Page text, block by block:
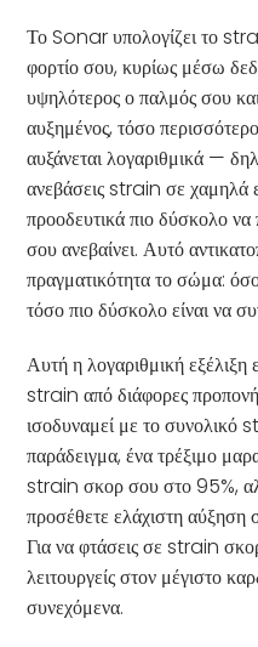
Το Sonar υπολογίζει το
φορτίο σου, κυρίως μέσω
υψηλότερος ο παλμός σου
αυξημένος, τόσο
αυξάνεται λογαριθμικά —
ανεβάσεις strain σε χαμηλά
προοδευτικά πιο δύσκολο
σου ανεβαίνει. Αυτό
πραγματικότητα το σώμα:
τόσο πιο δύσκολο είναι να
Αυτή η λογαριθμική εξέλιξη
strain από διάφορες
ισοδυναμεί με το συνολικό
παράδειγμα, ένα τρέξιμο
strain σκορ σου στο 95%,
προσέθετε ελάχιστη
Για να φτάσεις σε strain
λειτουργείς στον μέγιστο
συνεχόμενα.